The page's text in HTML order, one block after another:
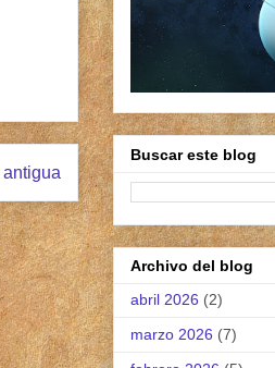
antigua
Buscar este blog
Archivo del blog
abril 2026 (2)
marzo 2026 (7)